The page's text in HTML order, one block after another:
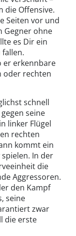
die Offensive.
Seiten vor und
Gegner ohne
es Dir ein
fallen.
er erkennbare
oder rechten
schnell
seine
linker Flügel
rechten
kommt ein
In der
die
Aggressoren.
den Kampf
seine
zwar
die erste